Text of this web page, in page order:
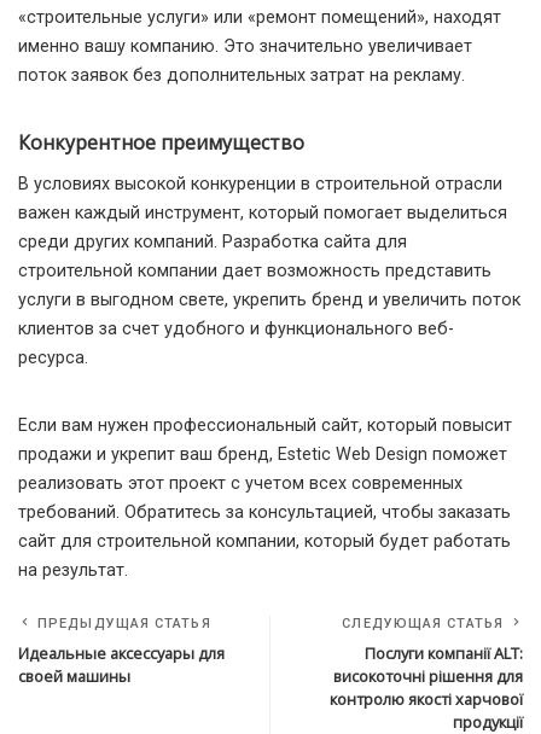
«строительные услуги» или «ремонт помещений», находят
именно вашу компанию. Это значительно увеличивает
поток заявок без дополнительных затрат на рекламу.
Конкурентное преимущество
В условиях высокой конкуренции в строительной отрасли
важен каждый инструмент, который помогает выделиться
среди других компаний. Разработка сайта для
строительной компании дает возможность представить
услуги в выгодном свете, укрепить бренд и увеличить поток
клиентов за счет удобного и функционального веб-
ресурса.
Если вам нужен профессиональный сайт, который повысит
продажи и укрепит ваш бренд, Estetic Web Design поможет
реализовать этот проект с учетом всех современных
требований. Обратитесь за консультацией, чтобы заказать
сайт для строительной компании, который будет работать
на результат.
ПРЕДЫДУЩАЯ СТАТЬЯ
Идеальные аксессуары для
своей машины
СЛЕДУЮЩАЯ СТАТЬЯ
Послуги компанії ALT:
високоточні рішення для
контролю якості харчової
продукції